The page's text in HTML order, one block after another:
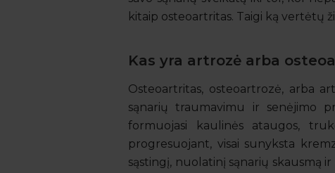
kitaip osteoartritas. Taigi ką vertėtų
Kas yra artrozė arba
Osteoartritas, osteoartrozė, arba
sąnarių traumavimu ir senėjimo
formuojasi kaulinės ataugos,
progresuojant, visai sunyksta
sąstingį, nuolatinį sąnarių skausmą